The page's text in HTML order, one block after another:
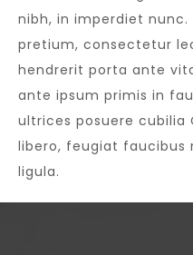
nibh, in imperdiet nunc.
pretium, consectetur
hendrerit porta ante
ante ipsum primis in
ultrices posuere cubilia
libero, feugiat faucibus
ligula.